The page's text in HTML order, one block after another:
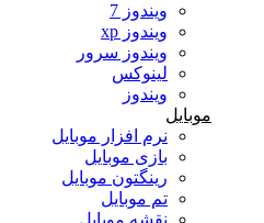
ویندوز 7
ویندوز xp
ویندوز سرور
لینوکس
ویندوز
موبایل
نرم افزار موبایل
بازی موبایل
رینگتون موبایل
تم موبایل
نقشه موبایل